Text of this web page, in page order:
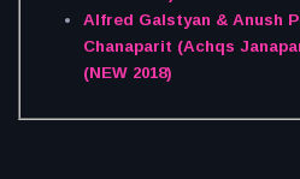
Alfred Galstyan & Anush
Chanaparit (Achqs
(NEW 2018)